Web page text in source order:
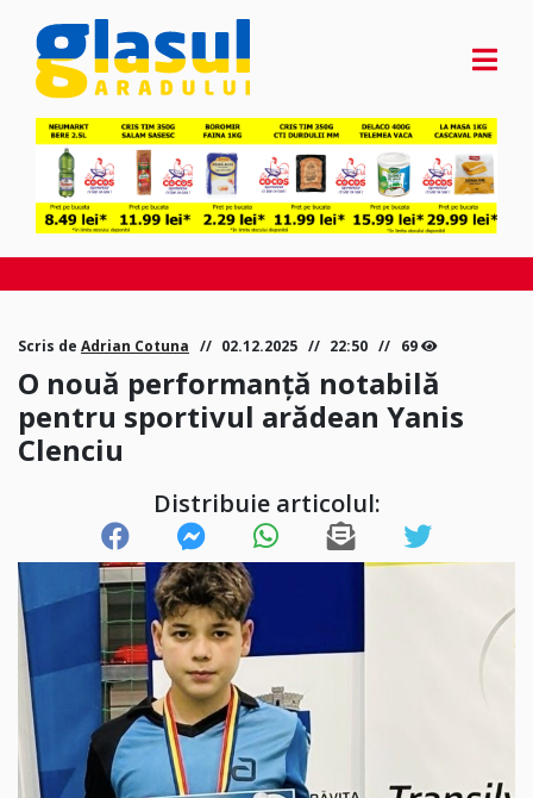
Scris de Adrian Cotuna 02.12.2025 22:50 69
O nouă performanță notabilă
pentru sportivul arădean Yanis
Clenciu
Distribuie articolul: